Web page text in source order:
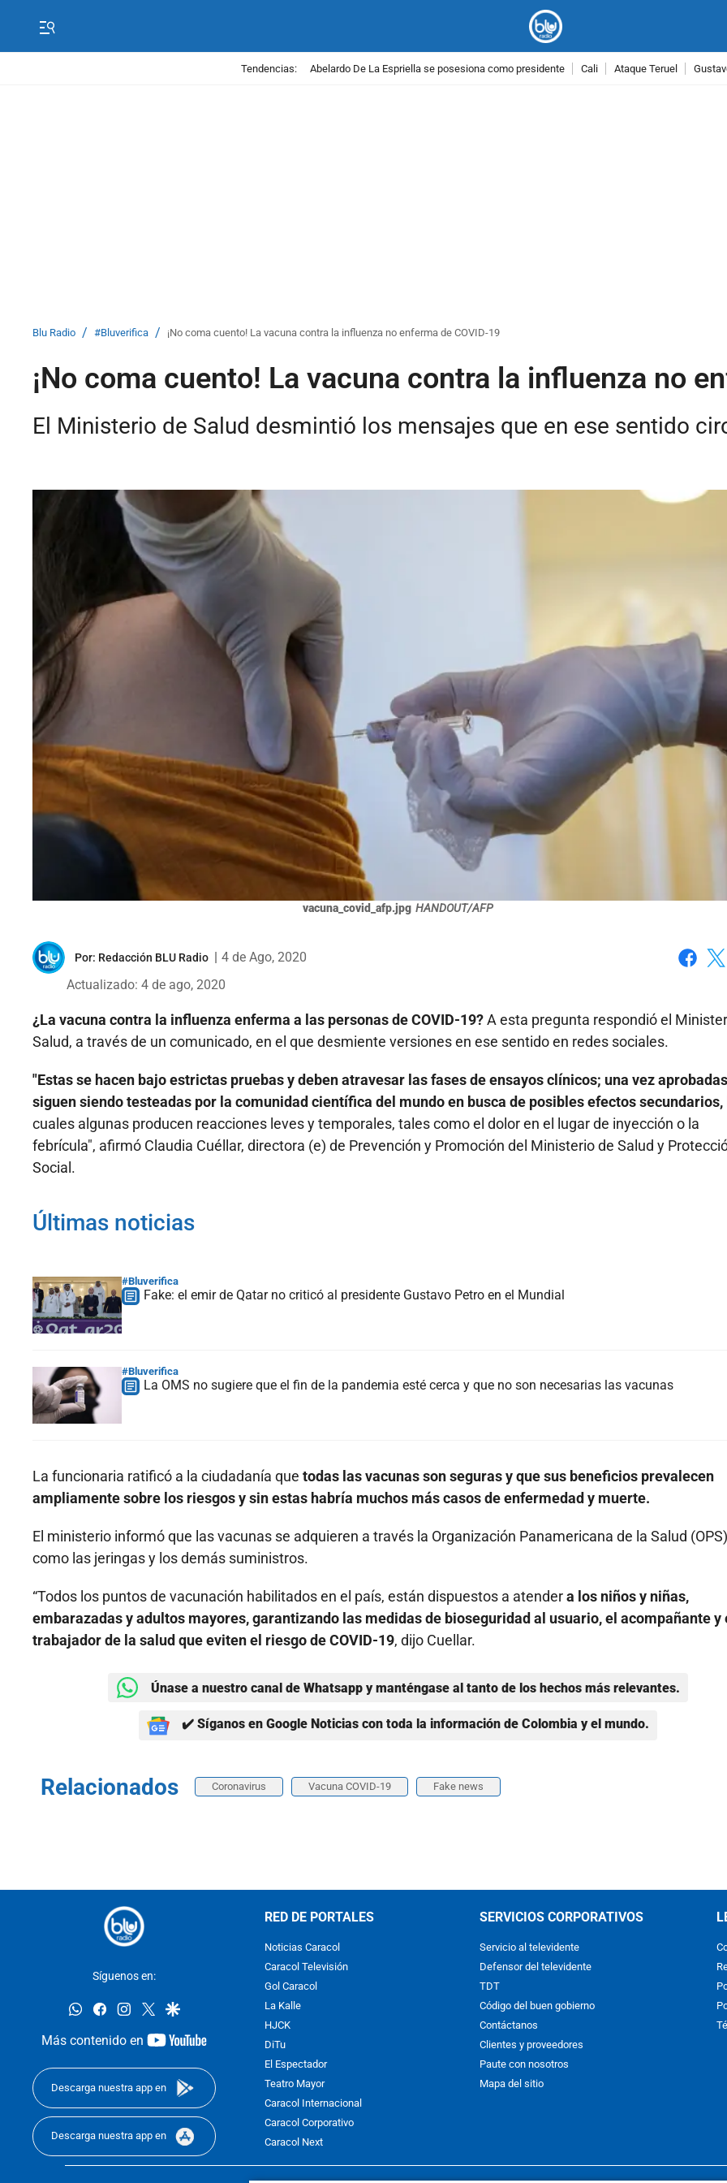
Tendencias: Abelardo De La Espriella se posesiona como presidente Cali Ataque Teruel
Blu Radio / #Bluverifica / ¡No coma cuento! La vacuna contra la influenza no enferma de COVID-19
¡No coma cuento! La vacuna contra la influenza no
El Ministerio de Salud desmintió los mensajes que en ese sentido
vacuna_covid_afp.jpg HANDOUT/AFP
Por: Redacción BLU Radio
4 de Ago, 2020
Actualizado: 4 de ago, 2020
¿La vacuna contra la influenza enferma a las personas de COVID-19?A esta pregunta respondió el
Salud, a través de un comunicado, en el que desmiente versiones en ese sentido en redes sociales.
"Estas se hacen bajo estrictas pruebas y deben atravesar las fases de ensayos clínicos; una vez
siguen siendo testeadas por la comunidad científica del mundo en busca de posibles efectos secundarios,
cuales algunas producen reacciones leves y temporales, tales como el dolor en el lugar de inyección o la
febrícula", afirmó Claudia Cuéllar, directora (e) de Prevención y Promoción del Ministerio de Salud y
Social.
Últimas noticias
#Bluverifica
Fake: el emir de Qatar no criticó al presidente Gustavo Petro en el Mundial
#Bluverifica
La OMS no sugiere que el fin de la pandemia esté cerca y que no son necesarias las vacunas
La funcionaria ratificó a la ciudadanía que todas las vacunas son seguras y que sus beneficios prevalecen
ampliamente sobre los riesgos y sin estas habría muchos más casos de enfermedad y muerte.
El ministerio informó que las vacunas se adquieren a través la Organización Panamericana de la Salud
como las jeringas y los demás suministros.
“Todos los puntos de vacunación habilitados en el país, están dispuestos a atendera los niños y niñas,
embarazadas y adultos mayores, garantizando las medidas de bioseguridad al usuario, el acompañante y
trabajador de la salud que eviten el riesgo de COVID-19, dijo Cuellar.
Únase a nuestro canal de Whatsapp y manténgase al tanto de los hechos más relevantes.
✔️ Síganos en Google Noticias con toda la información de Colombia y el mundo.
Relacionados Coronavirus Vacuna COVID-19 Fake news
Síguenos en:
whatsappfacebookinstagram
twittergoogle
Más contenido en
youtube-
Descarga nuestra app en
Descarga nuestra app en
RED DE PORTALES
Noticias Caracol
Caracol Televisión
Gol Caracol
La Kalle
HJCK
DiTu
El Espectador
Teatro Mayor
Caracol Internacional
Caracol Corporativo
Caracol Next
SERVICIOS CORPORATIVOS
Servicio al televidente
Defensor del televidente
TDT
Código del buen gobierno
Contáctanos
Clientes y proveedores
Paute con nosotros
Mapa del sitio